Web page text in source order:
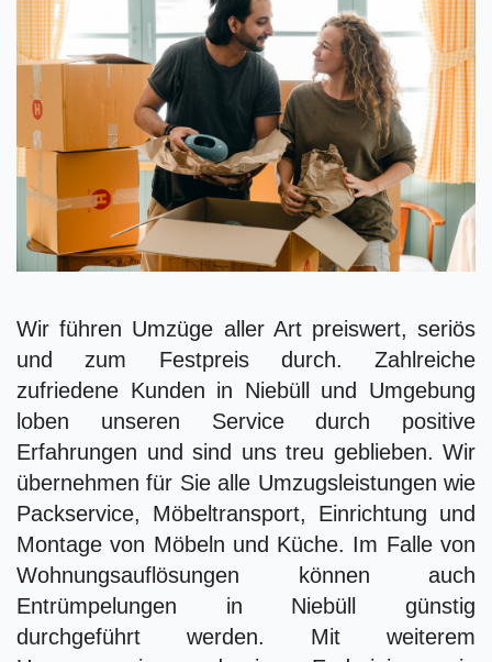
Wir führen Umzüge aller Art preiswert, seriös
und zum Festpreis durch. Zahlreiche
zufriedene Kunden in Niebüll und Umgebung
loben unseren Service durch positive
Erfahrungen und sind uns treu geblieben. Wir
übernehmen für Sie alle Umzugsleistungen wie
Packservice, Möbeltransport, Einrichtung und
Montage von Möbeln und Küche. Im Falle von
Wohnungsauflösungen können auch
Entrümpelungen in Niebüll günstig
durchgeführt werden. Mit weiterem